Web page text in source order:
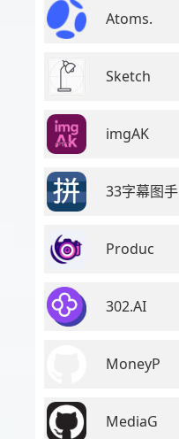
Atoms.
Sketch
imgAK
33字幕图手
Produc
302.AI
MoneyP
MediaG